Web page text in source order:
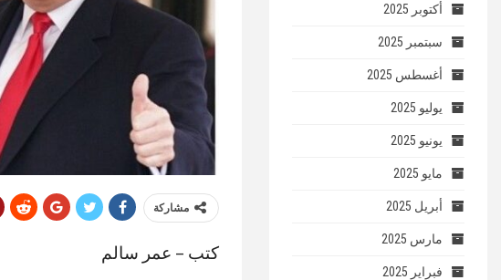
مشاركة
كتب – عمر سالم
أكتوبر 2025
سبتمبر 2025
أغسطس 2025
يوليو 2025
يونيو 2025
مايو 2025
أبريل 2025
مارس 2025
فبراير 2025